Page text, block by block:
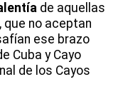
de aquellas
que no aceptan
ese brazo
Cuba y Cayo
de los Cayos